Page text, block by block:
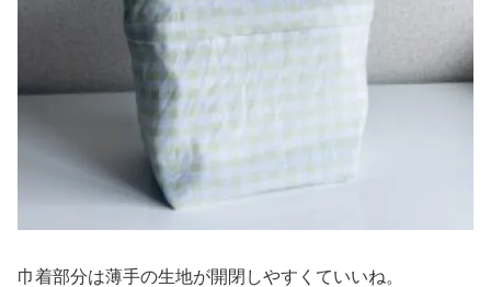
巾着部分は薄手の生地が開閉しやすくていいね。